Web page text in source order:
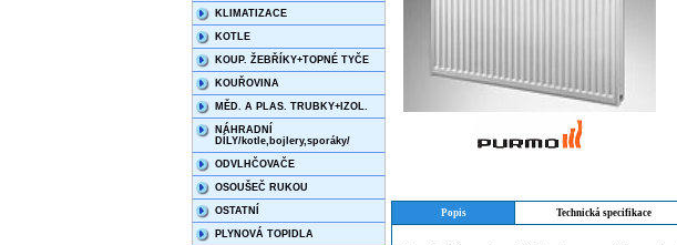
KLIMATIZACE
KOTLE
KOUP. ŽEBŘÍKY+TOPNÉ TYČE
KOUŘOVINA
MĚD. A PLAS. TRUBKY+IZOL.
NÁHRADNÍ
DÍLY/kotle,bojlery,sporáky/
ODVLHČOVAČE
OSOUŠEČ RUKOU
OSTATNÍ
PLYNOVÁ TOPIDLA
Popis Technická specifikace